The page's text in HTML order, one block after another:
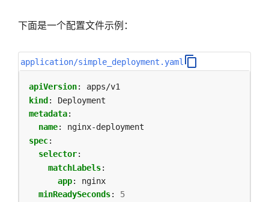
下面是一个配置文件示例：
application/simple_deployment.yaml
apiVersion:
apps/v1
kind :
Deployment
metadata:
name:
nginx-deployment
spec:
selector:
matchLabels:
app:
nginx
minReadySeconds:
5